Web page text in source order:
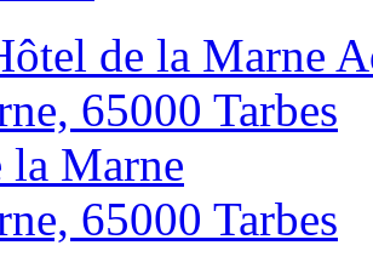
de la Marne
65000 Tarbes
la Marne
65000 Tarbes